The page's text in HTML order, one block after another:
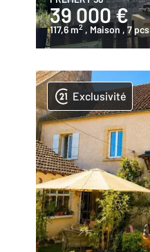
39 000 €
117,6 m2 , Maison , 7 pcs
Exclusivité